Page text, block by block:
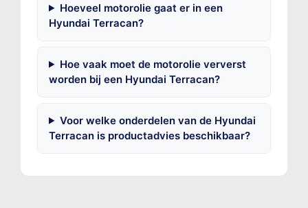
Hoeveel motorolie gaat er in een
Hyundai Terracan?
Hoe vaak moet de motorolie ververst
worden bij een Hyundai Terracan?
Voor welke onderdelen van de Hyundai
Terracan is productadvies beschikbaar?